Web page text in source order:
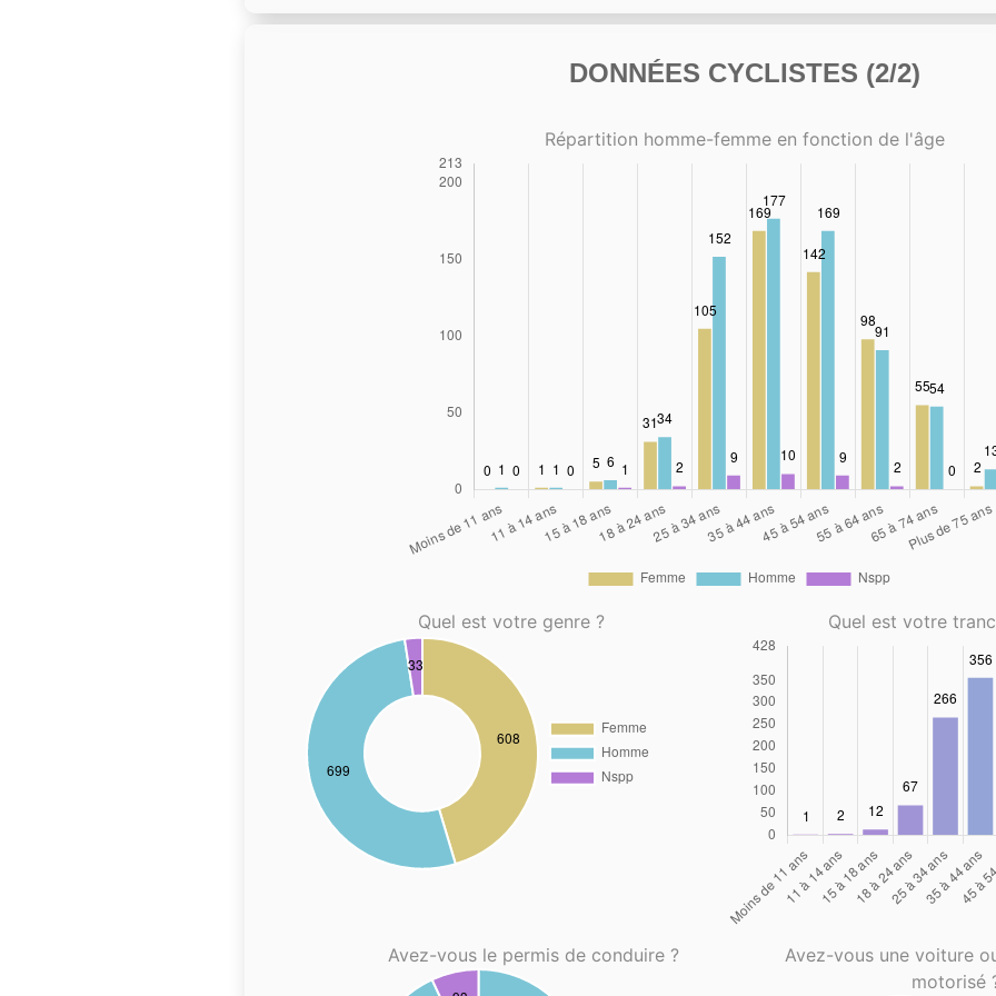
DONNÉES CYCLISTES (2/2)
Répartition homme-femme en fonction de l'âge
Quel est votre genre ? Quel est votre
Avez-vous le permis de conduire ?
Avez-vous une voiture
motorisé